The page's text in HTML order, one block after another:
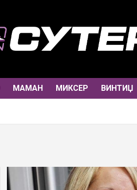
МАМАН МИКСЕР ВИНТИЏ